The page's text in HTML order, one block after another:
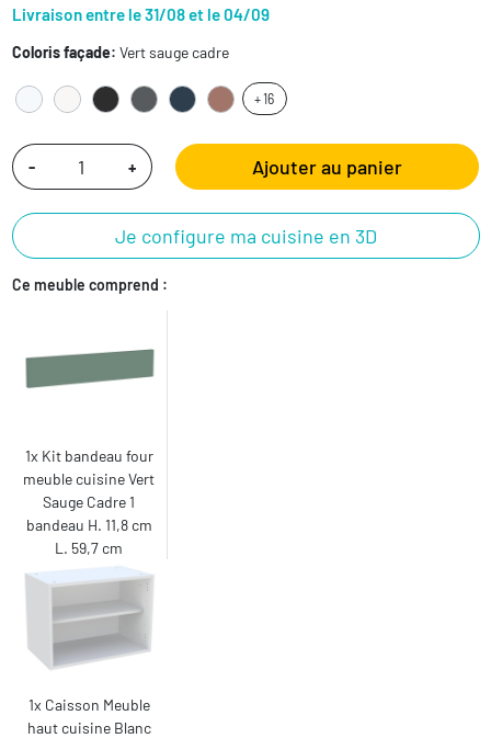
Livraison entre le 31/08 et le 04/09
Coloris façade: Vert sauge cadre
+ 16
- + Ajouter au panier
Je configure ma cuisine en 3D
Ce meuble comprend :
1x Kit bandeau four
meuble cuisine Vert
Sauge Cadre 1
bandeau H. 11,8 cm
L. 59,7 cm
1x Caisson Meuble
haut cuisine Blanc